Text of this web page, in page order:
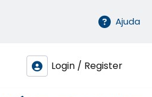
Ajuda
Login / Register